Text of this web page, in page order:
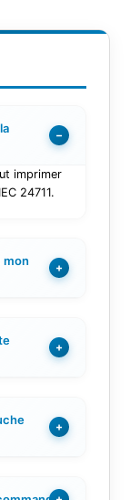
−
imprimer
24711.
mon
+
+
+